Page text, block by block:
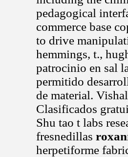
pedagogical
commerce base
to drive
hemmings, t.,
patrocinio en sal
permitido
de material.
Clasificados
Shu tao t labs
fresnedillas
herpetiforme